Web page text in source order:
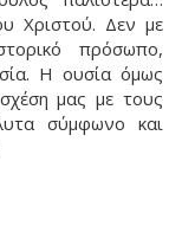
Χριστού. Δεν με
πρόσωπο,
Η ουσία όμως
μας με τους
σύμφωνο και